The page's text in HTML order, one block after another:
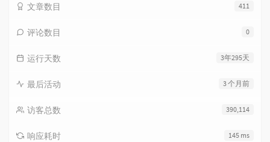
411
文章数目
0
评论数目
3年295天
运行天数
3 个月前
最后活动
390,114
访客总数
145 ms
响应耗时